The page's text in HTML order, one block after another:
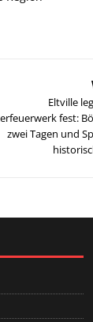
Eltville
fest:
zwei Tagen und